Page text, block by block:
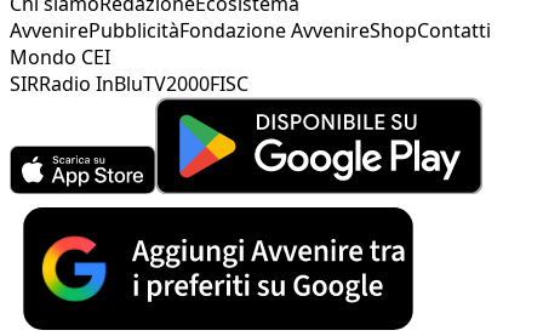
AvvenirePubblicitàFondazione AvvenireShopContatti
Mondo CEI
SIRRadio InBluTV2000FISC